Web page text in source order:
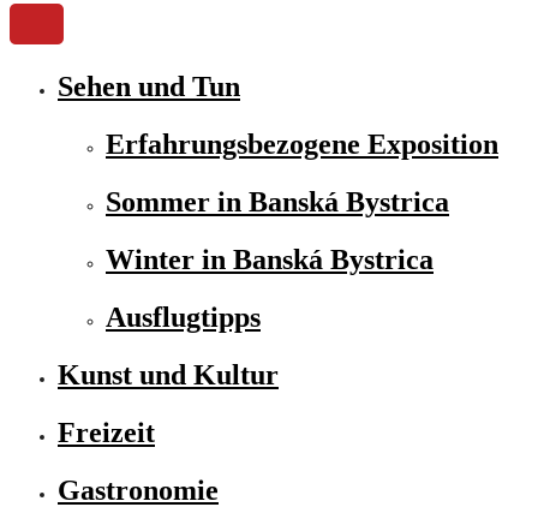
Sehen und Tun
Erfahrungsbezogene Exposition
Sommer in Banská Bystrica
Winter in Banská Bystrica
Ausflugtipps
Kunst und Kultur
Freizeit
Gastronomie